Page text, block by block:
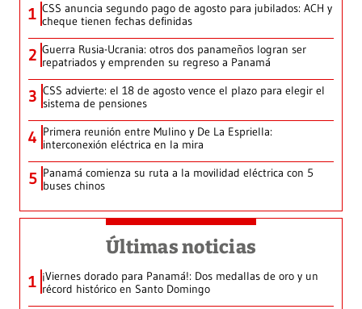
1 CSS anuncia segundo pago de agosto para jubilados: ACH y
cheque tienen fechas definidas
2 Guerra Rusia-Ucrania: otros dos panameños logran ser
repatriados y emprenden su regreso a Panamá
3 CSS advierte: el 18 de agosto vence el plazo para elegir el
sistema de pensiones
4 Primera reunión entre Mulino y De La Espriella:
interconexión eléctrica en la mira
5 Panamá comienza su ruta a la movilidad eléctrica con 5
buses chinos
Últimas noticias
1 ¡Viernes dorado para Panamá!: Dos medallas de oro y un
récord histórico en Santo Domingo